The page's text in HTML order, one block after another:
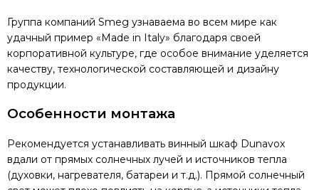
Группа компаний Smeg узнаваема во всем мире как
удачный пример «Made in Italy» благодаря своей
корпоративной культуре, где особое внимание уделяется
качеству, технологической составляющей и дизайну
продукции.
Особенности монтажа
Рекомендуется устанавливать винный шкаф Dunavox
вдали от прямых солнечных лучей и источников тепла
(духовки, нагревателя, батареи и т.д.). Прямой солнечный